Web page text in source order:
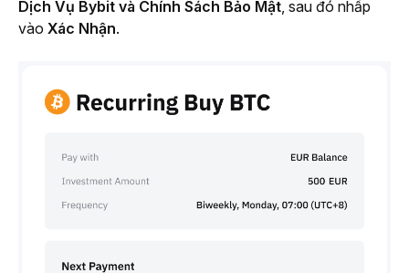
Dịch Vụ Bybit và Chính Sách Bảo Mật , sau đó nhấp
vào Xác Nhận.